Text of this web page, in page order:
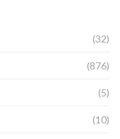
(32)
(876)
(5)
(10)